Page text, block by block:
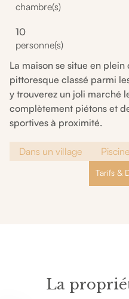
chambre(s)
10
personne(s)
La maison se situe en
pittoresque classé parmi
y trouverez un joli marché
complètement piétons et
sportives à proximité.
Dans un village Piscine
Tarifs &
La